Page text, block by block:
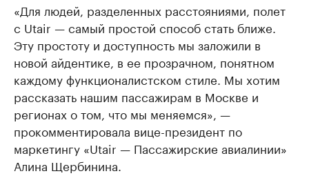
«Для людей, разделенных расстояниями, полет
с Utair — самый простой способ стать ближе.
Эту простоту и доступность мы заложили в
новой айдентике, в ее прозрачном, понятном
каждому функционалистском стиле. Мы хотим
рассказать нашим пассажирам в Москве и
регионах о том, что мы меняемся», —
прокомментировала вице-президент по
маркетингу «Utair — Пассажирские авиалинии»
Алина Щербинина.